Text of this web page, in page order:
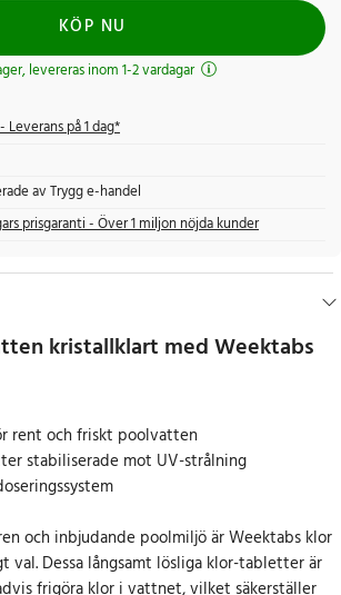
KÖP NU
levereras inom 1-2 vardagar
Leverans på 1 dag*
av Trygg e-handel
prisgaranti - Över 1 miljon nöjda kunder
kristallklart med Weektabs
rent och friskt poolvatten
stabiliserade mot UV-strålning
och inbjudande poolmiljö är Weektabs klor
val. Dessa långsamt lösliga klor-tabletter är
frigöra klor i vattnet, vilket säkerställer